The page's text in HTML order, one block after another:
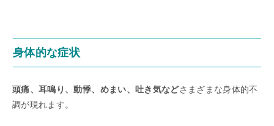
身体的な症状
頭痛、耳鳴り、動悸、めまい、吐き気などさまざまな身体的不
調が現れます。